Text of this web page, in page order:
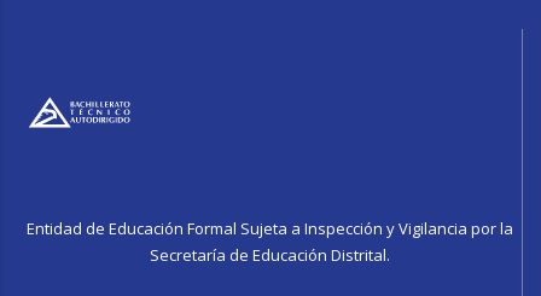
Entidad de Educación Formal Sujeta a Inspección y Vigilancia por la
Secretaría de Educación Distrital.